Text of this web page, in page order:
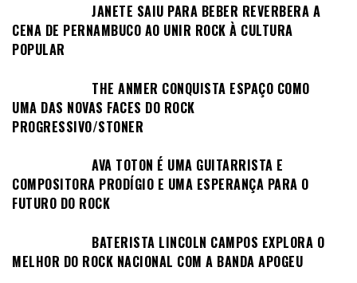
JANETE SAIU PARA BEBER REVERBERA A
CENA DE PERNAMBUCO AO UNIR ROCK À CULTURA
POPULAR
THE ANMER CONQUISTA ESPAÇO COMO
UMA DAS NOVAS FACES DO ROCK
PROGRESSIVO/STONER
AVA TOTON É UMA GUITARRISTA E
COMPOSITORA PRODÍGIO E UMA ESPERANÇA PARA O
FUTURO DO ROCK
BATERISTA LINCOLN CAMPOS EXPLORA O
MELHOR DO ROCK NACIONAL COM A BANDA APOGEU